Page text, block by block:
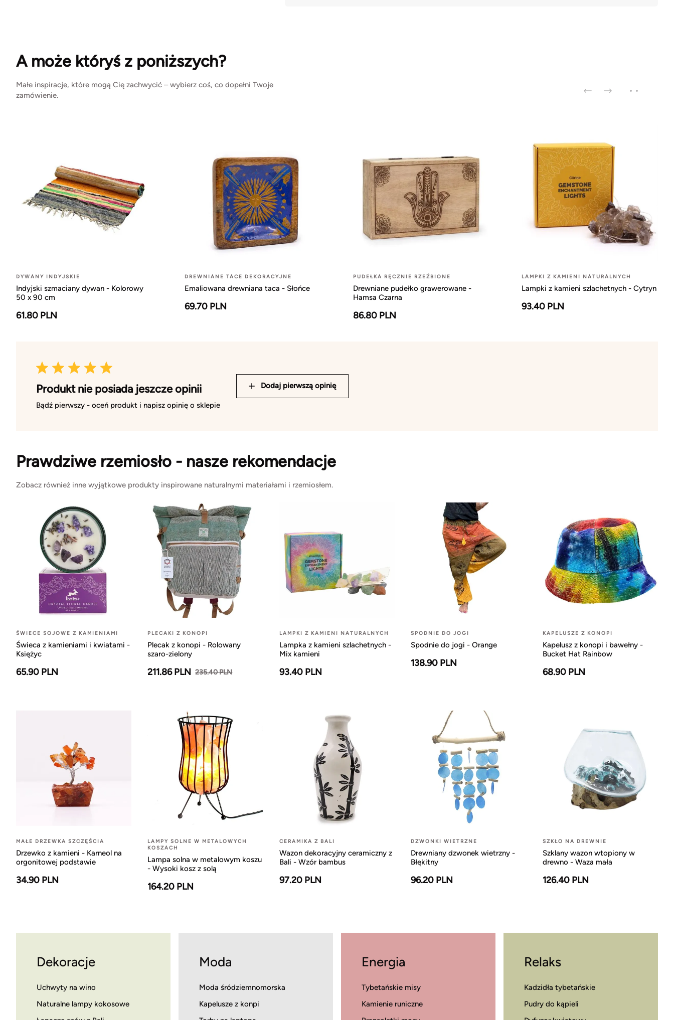
A może któryś z poniższych?
Małe inspiracje, które mogą Cię zachwycić – wybierz coś, co dopełni Twoje
zamówienie.
DYWANY INDYJSKIE
Indyjski szmaciany dywan - Kolorowy
50 x 90 cm
61.80 PLN
DREWNIANE TACE DEKORACYJNE
Emaliowana drewniana taca - Słońce
69.70 PLN
PUDEŁKA RĘCZNIE RZEŹBIONE
Drewniane pudełko grawerowane -
Hamsa Czarna
86.80 PLN
LAMPKI Z KAMIENI NATURALNYCH
Lampki z kamieni szlachetnych - Cytryn
93.40 PLN
Produkt nie posiada jeszcze opinii
Bądź pierwszy - oceń produkt i napisz opinię o sklepie
Dodaj pierwszą opinię
Prawdziwe rzemiosło - nasze rekomendacje
Zobacz również inne wyjątkowe produkty inspirowane naturalnymi materiałami i rzemiosłem.
ŚWIECE SOJOWE Z KAMIENIAMI
Świeca z kamieniami i kwiatami -
Księżyc
65.90 PLN
PLECAKI Z KONOPI
Plecak z konopi - Rolowany
szaro-zielony
211.86 PLN 235.40 PLN
LAMPKI Z KAMIENI NATURALNYCH
Lampka z kamieni szlachetnych -
Mix kamieni
93.40 PLN
SPODNIE DO JOGI
Spodnie do jogi - Orange
138.90 PLN
KAPELUSZE Z KONOPI
Kapelusz z konopi i bawełny -
Bucket Hat Rainbow
68.90 PLN
MAŁE DRZEWKA SZCZĘŚCIA
Drzewko z kamieni - Karneol na
orgonitowej podstawie
34.90 PLN
LAMPY SOLNE W METALOWYCH
KOSZACH
Lampa solna w metalowym koszu
- Wysoki kosz z solą
164.20 PLN
CERAMIKA Z BALI
Wazon dekoracyjny ceramiczny z
Bali - Wzór bambus
97.20 PLN
DZWONKI WIETRZNE
Drewniany dzwonek wietrzny -
Błękitny
96.20 PLN
SZKŁO NA DREWNIE
Szklany wazon wtopiony w
drewno - Waza mała
126.40 PLN
Dekoracje
Uchwyty na wino
Naturalne lampy kokosowe
Moda
Moda śródziemnomorska
Kapelusze z konpi
Energia
Tybetańskie misy
Kamienie runiczne
Relaks
Kadzidła tybetańskie
Pudry do kąpieli